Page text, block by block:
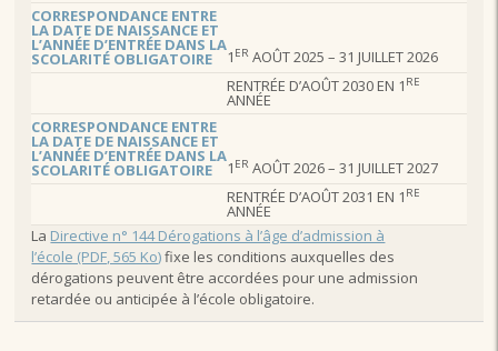
CORRESPONDANCE ENTRE
LA DATE DE NAISSANCE ET
L’ANNÉE D’ENTRÉE DANS LA
SCOLARITÉ OBLIGATOIRE 1 ER AOÛT 2025 – 31 JUILLET 2026
RENTRÉE D’AOÛT 2030 EN 1 RE
ANNÉE
CORRESPONDANCE ENTRE
LA DATE DE NAISSANCE ET
L’ANNÉE D’ENTRÉE DANS LA
SCOLARITÉ OBLIGATOIRE 1 ER AOÛT 2026 – 31 JUILLET 2027
RENTRÉE D’AOÛT 2031 EN 1 RE
ANNÉE
La Directive n° 144 Dérogations à l’âge d’admission à
l’école (PDF, 565 Ko)fixe les conditions auxquelles des
dérogations peuvent être accordées pour une admission
retardée ou anticipée à l’école obligatoire.